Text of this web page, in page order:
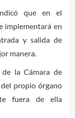
que en el
implementará en
y salida de
manera.
la Cámara de
propio órgano
fuera de ella